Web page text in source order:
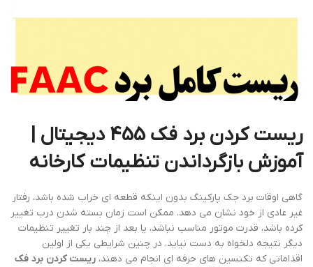
ریست کردن برد فک 455 دیجیتال |
آموزش بازگرداندن تنظیمات کارخانه
گاهی اوقات برد جک پارکینگ بدون اینکه قطعه ای خراب شده باشد، رفتار
غیر عادی از خود نشان می دهد. ممکن است زمان بسته شدن درب تغییر
کرده باشد، قدرت موتور مناسب نباشد، یا بعد از چند بار تغییر تنظیمات
دیگر نتیجه دلخواه به دست نیاید. در چنین شرایطی یکی از اولین
اقداماتی که تکنسین های حرفه ای انجام می دهند، ریست کردن برد فک